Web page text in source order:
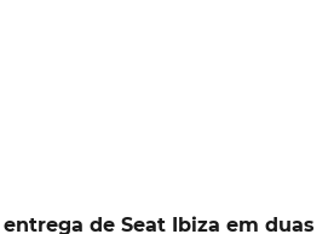
de Seat Ibiza em duas